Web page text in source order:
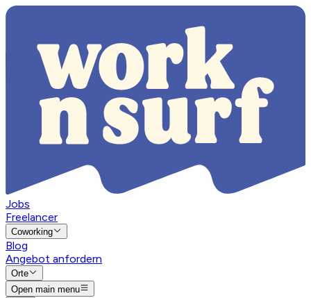
Jobs
Freelancer
Coworking
Blog
Angebot anfordern
Orte
Open main menu